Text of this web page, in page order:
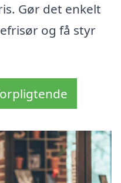
Gør det enkelt
og få styr